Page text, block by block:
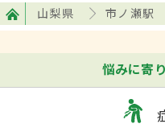
山梨県 市ノ瀬駅
悩みに寄